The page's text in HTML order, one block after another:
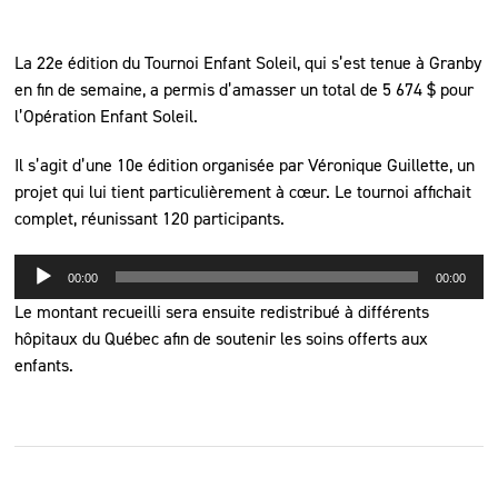
La 22e édition du Tournoi Enfant Soleil, qui s’est tenue à Granby
en fin de semaine, a permis d’amasser un total de 5 674 $ pour
l’Opération Enfant Soleil.
Il s’agit d’une 10e édition organisée par Véronique Guillette, un
projet qui lui tient particulièrement à cœur. Le tournoi affichait
complet, réunissant 120 participants.
Lecteur
audio
00:00 00:00
Le montant recueilli sera ensuite redistribué à différents
hôpitaux du Québec afin de soutenir les soins offerts aux
enfants.